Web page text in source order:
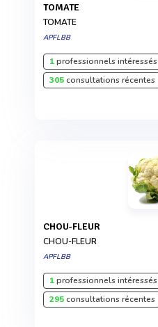
TOMATE
TOMATE
APFLBB
1professionnels intéressés
305consultations récentes
CHOU-FLEUR
CHOU-FLEUR
APFLBB
1professionnels intéressés
295consultations récentes